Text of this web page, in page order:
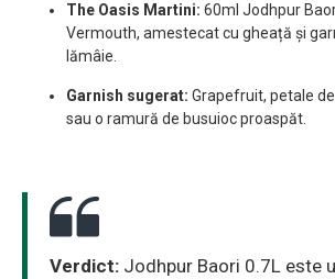
The Oasis Martini: 60ml Jodhpur
Vermouth, amestecat cu gheață și
lămâie.
Garnish sugerat: Grapefruit, petale
sau o ramură de busuioc proaspăt.
Verdict: Jodhpur Baori 0.7L este